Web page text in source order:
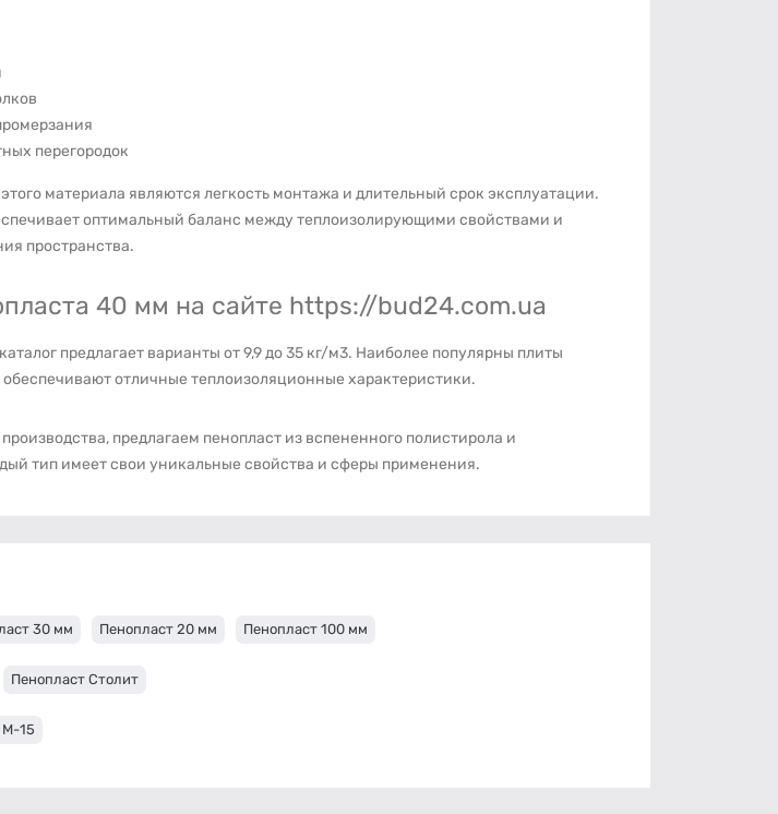
перегородок
материала являются легкость монтажа и длительный срок эксплуатации.
оптимальный баланс между теплоизолирующими свойствами и
пространства.
40 мм на сайте https://bud24.com.ua
предлагает варианты от 9,9 до 35 кг/м3. Наиболее популярны плиты
отличные теплоизоляционные характеристики.
предлагаем пенопласт из вспененного полистирола и
тип имеет свои уникальные свойства и сферы применения.
30 мм Пенопласт 20 мм Пенопласт 100 мм
Пенопласт Столит
М-15